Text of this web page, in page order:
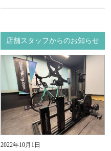
店舗スタッフからのお知らせ
2022年10月1日